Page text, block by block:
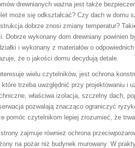
drewnianych ważna jest także
może się odkształcać? Czy dach w domu
dobrze znosi zmiany temperatur?
Dobrze wykonany dom drewniany powinien
i wykonany z materiałów o
że o jakości domu decydują detale.
wielu czytelników, jest ochrona
trzeba uwzględnić przy projektowaniu i
właściwa izolacja, szczelny dach,
pozwalają znacząco ograniczyć
pomóc czytelnikom lepiej zrozumieć, że
zajmuje również ochrona
na pożar niż budynek murowany. W